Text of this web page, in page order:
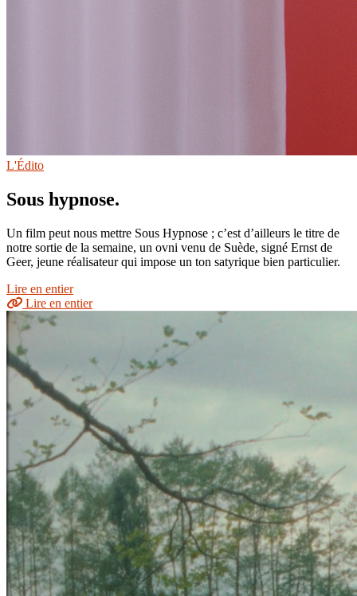
L'Édito
Sous hypnose.
Un film peut nous mettre Sous Hypnose ; c’est d’ailleurs le titre de
notre sortie de la semaine, un ovni venu de Suède, signé Ernst de
Geer, jeune réalisateur qui impose un ton satyrique bien particulier.
Lire en entier
Lire en entier